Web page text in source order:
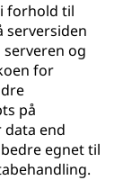
forhold til
serversiden
og
for
på
end
egnet til